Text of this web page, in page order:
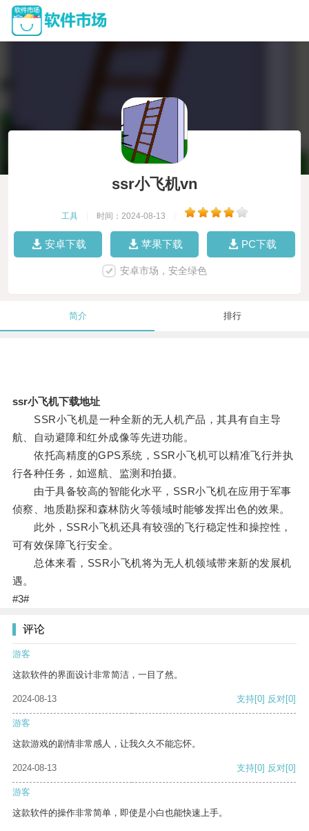
ssr小飞机vn
工具 时间：2024-08-13
安卓下载 苹果下载 PC下载
安卓市场，安全绿色
简介 排行
ssr小飞机下载地址
SSR小飞机是一种全新的无人机产品，其具有自主导
航、自动避障和红外成像等先进功能。
依托高精度的GPS系统，SSR小飞机可以精准飞行并执
行各种任务，如巡航、监测和拍摄。
由于具备较高的智能化水平，SSR小飞机在应用于军事
侦察、地质勘探和森林防火等领域时能够发挥出色的效果。
此外，SSR小飞机还具有较强的飞行稳定性和操控性，
可有效保障飞行安全。
总体来看，SSR小飞机将为无人机领域带来新的发展机
遇。
#3#
评论
游客
这款软件的界面设计非常简洁，一目了然。
2024-08-13 支持[0] 反对[0]
游客
这款游戏的剧情非常感人，让我久久不能忘怀。
2024-08-13 支持[0] 反对[0]
游客
这款软件的操作非常简单，即使是小白也能快速上手。